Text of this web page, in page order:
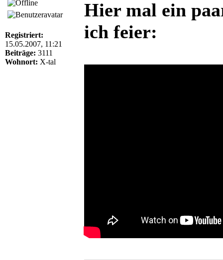
Registriert:
15.05.2007, 11:21
Beiträge: 3111
Wohnort: X-tal
Hier mal ein
ich feier: